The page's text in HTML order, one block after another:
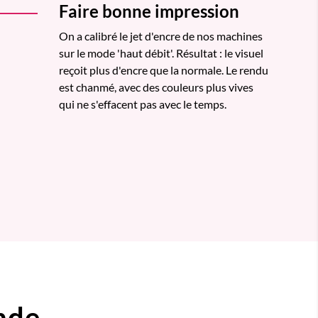
Faire bonne impression
On a calibré le jet d'encre de nos machines
sur le mode 'haut débit'. Résultat : le visuel
reçoit plus d'encre que la normale. Le rendu
est chanmé, avec des couleurs plus vives
qui ne s'effacent pas avec le temps.